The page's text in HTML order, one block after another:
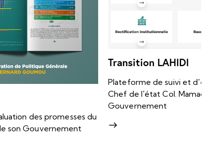
Transition LAHIDI
Plateforme de suivi et d'évaluation des promesses du
Chef de l'état Col. Mamady Doumbouya é et de son